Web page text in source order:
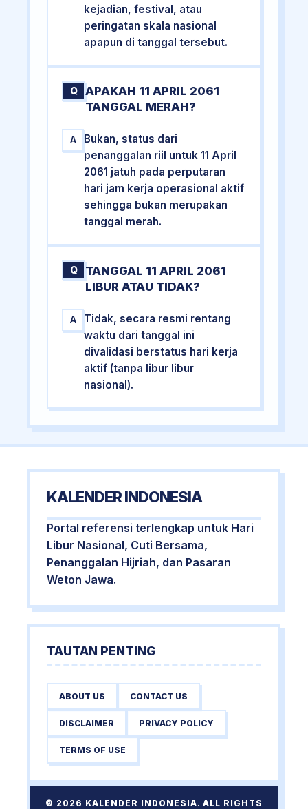
kejadian, festival, atau
peringatan skala nasional
apapun di tanggal tersebut.
Q
APAKAH 11 APRIL 2061
TANGGAL MERAH?
A
Bukan, status dari
penanggalan riil untuk 11 April
2061 jatuh pada perputaran
hari jam kerja operasional aktif
sehingga bukan merupakan
tanggal merah.
Q
TANGGAL 11 APRIL 2061
LIBUR ATAU TIDAK?
A
Tidak, secara resmi rentang
waktu dari tanggal ini
divalidasi berstatus hari kerja
aktif (tanpa libur libur
nasional).
KALENDER INDONESIA
Portal referensi terlengkap untuk Hari
Libur Nasional, Cuti Bersama,
Penanggalan Hijriah, dan Pasaran
Weton Jawa.
TAUTAN PENTING
ABOUT US CONTACT US
DISCLAIMER PRIVACY POLICY
TERMS OF USE
© 2026 KALENDER INDONESIA. ALL RIGHTS